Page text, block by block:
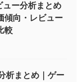
ー分析まとめ
傾向・レビュー
較
析まとめ｜ゲー